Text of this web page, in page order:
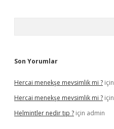
Son Yorumlar
Hercai menekşe mevsimlik mi ? için
Hercai menekşe mevsimlik mi ? için
Helmintler nedir tıp ? için admin